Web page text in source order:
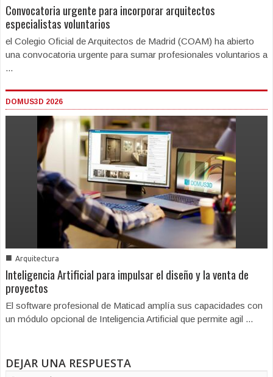
Convocatoria urgente para incorporar arquitectos
especialistas voluntarios
el Colegio Oficial de Arquitectos de Madrid (COAM) ha abierto
una convocatoria urgente para sumar profesionales voluntarios a
...
DOMUS3D 2026
■ Arquitectura
Inteligencia Artificial para impulsar el diseño y la venta de
proyectos
El software profesional de Maticad amplía sus capacidades con
un módulo opcional de Inteligencia Artificial que permite agil ...
DEJAR UNA RESPUESTA